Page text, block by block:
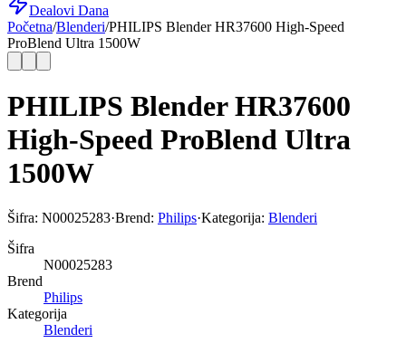
Dealovi Dana
Početna/Blenderi/PHILIPS Blender HR37600 High-Speed
ProBlend Ultra 1500W
PHILIPS Blender HR37600
High-Speed ProBlend Ultra
1500W
Šifra: N00025283·Brend: Philips·Kategorija: Blenderi
Šifra
N00025283
Brend
Philips
Kategorija
Blenderi